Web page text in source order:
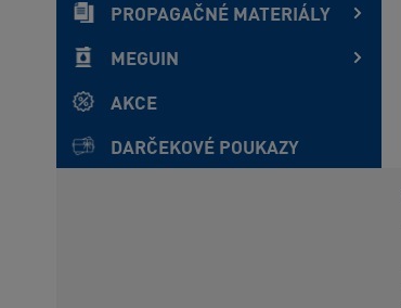
PROPAGAČNÉ MATERIÁLY
MEGUIN
AKCE
DARČEKOVÉ POUKAZY